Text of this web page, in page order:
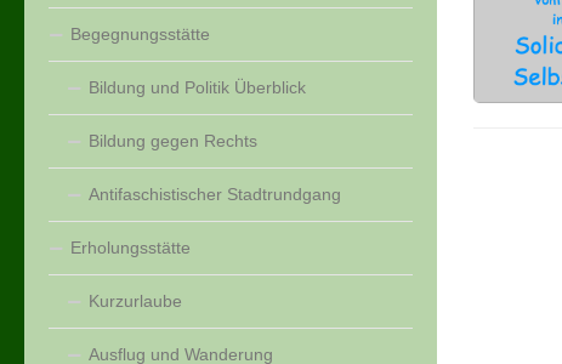
Begegnungsstätte
Bildung und Politik Überblick
Bildung gegen Rechts
Antifaschistischer Stadtrundgang
Erholungsstätte
Kurzurlaube
Ausflug und Wanderung